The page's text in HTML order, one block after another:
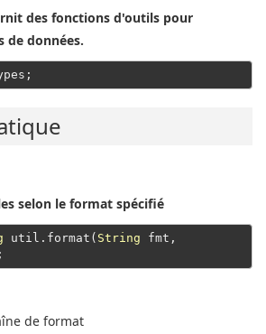
des fonctions d'outils pour
de données.
selon le format spécifié
util.format( String fmt,
de format